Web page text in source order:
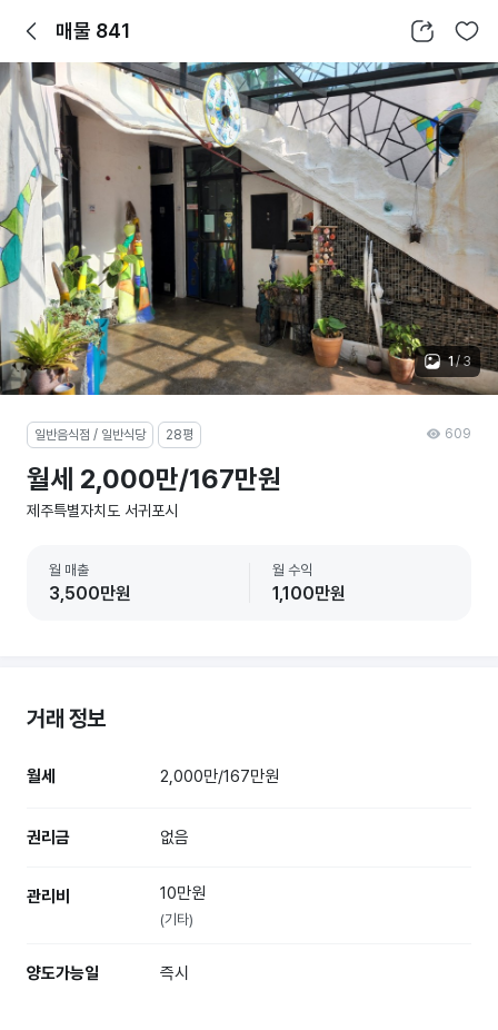
뒤로가기매물 841 공유하기 찜하기
1/3
일반음식점 / 일반식당 28평
월세 2,000만/167만원
제주특별자치도 서귀포시
월 매출
3,500만원
월 수익
1,100만원
609
거래 정보
월세 2,000만/167만원
권리금 없음
관리비 10만원
(기타)
양도가능일 즉시